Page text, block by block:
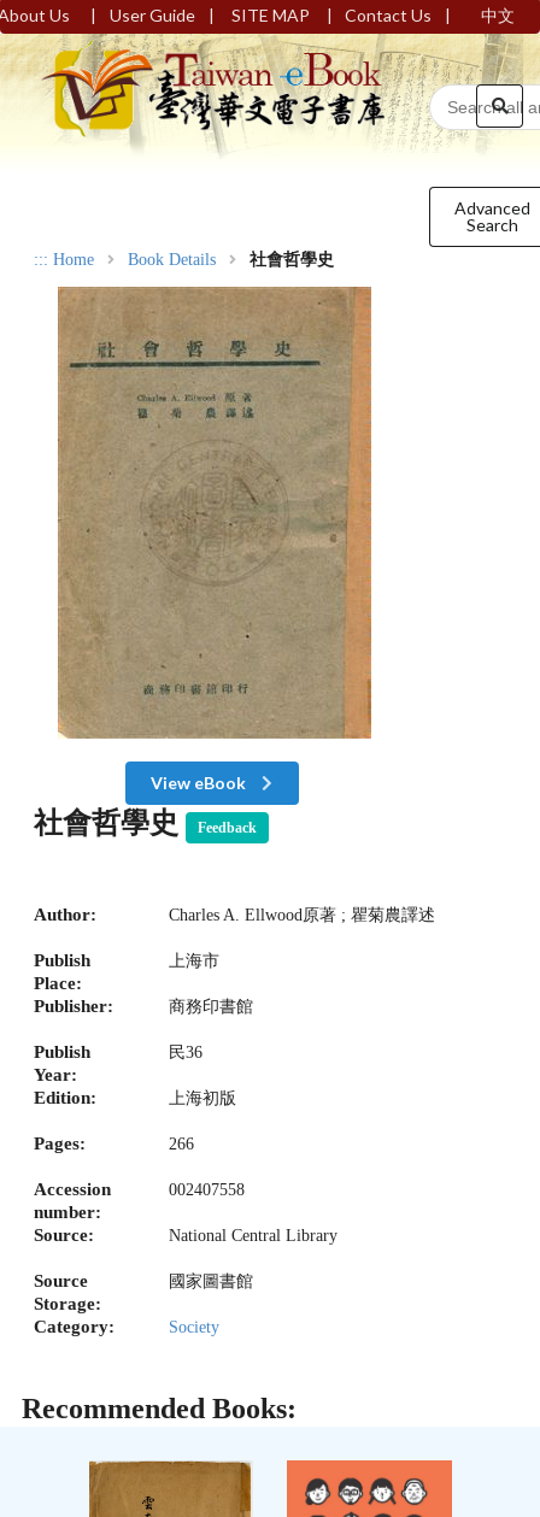
Us | User Guide | SITE MAP | Contact Us | 中文
Advanced
Search
::: Home Book Details 社會哲學史
View eBook
社會哲學史 Feedback
Author: Charles A. Ellwood原著 ; 瞿菊農譯述
Publish
Place:
上海市
Publisher: 商務印書館
Publish
Year:
民36
Edition: 上海初版
Pages: 266
Accession
number:
002407558
Source: National Central Library
Source
Storage:
國家圖書館
Category: Society
Recommended Books: